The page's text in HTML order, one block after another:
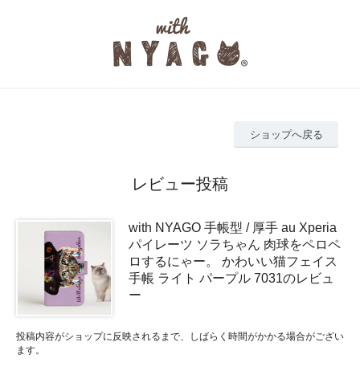
ショップへ戻る
レビュー投稿
with NYAGO 手帳型 / 厚手 au Xperia
パイレーツ ソラちゃん 肉球をペロペ
ロするにゃー。 かわいい猫フェイス
手帳 ライト パープル 7031のレビュ
ー
投稿内容がショップに反映されるまで、しばらく時間がかかる場合がござい
ます。